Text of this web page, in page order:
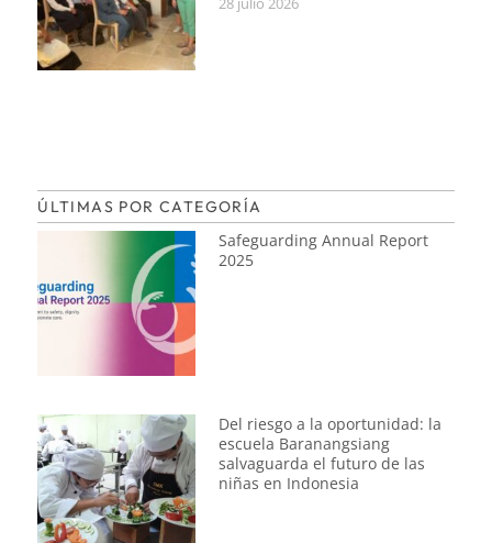
ÚLTIMAS POR CATEGORÍA
Safeguarding Annual Report
2025
Del riesgo a la oportunidad: la
escuela Baranangsiang
salvaguarda el futuro de las
niñas en Indonesia